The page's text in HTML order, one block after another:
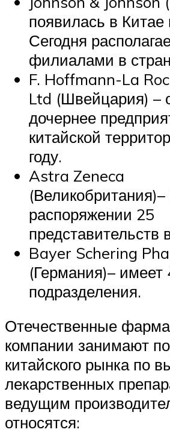
появилась в Китае
Сегодня
филиалами в
F. Hoffmann-La
Ltd (Швейцария) –
дочернее
китайской
году.
Astra Zeneca
(Великобритания)–
распоряжении 25
представительств
Bayer Schering
(Германия)– имеет
подразделения.
Отечественные
компании занимают
китайского рынка по
лекарственных
ведущим
относятся: